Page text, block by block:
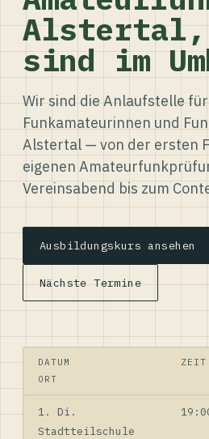
sind im
Wir sind die Anlaufstelle für
Funkamateurinnen und
Alstertal — von der ersten
eigenen
Vereinsabend bis zum
Ausbildungskurs ansehen
Nächste Termine
DATUM
ZEIT
ORT
1. Di.
Stadtteilschule